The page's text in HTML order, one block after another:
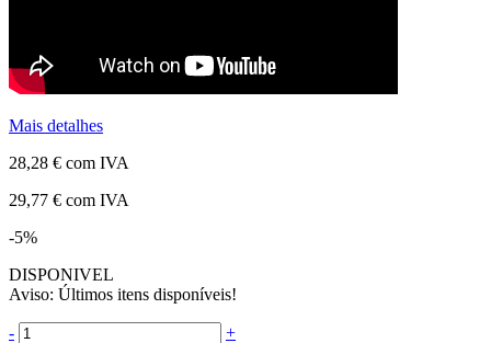
Mais detalhes
28,28 € com IVA
29,77 € com IVA
-5%
DISPONIVEL
Aviso: Últimos itens disponíveis!
- +